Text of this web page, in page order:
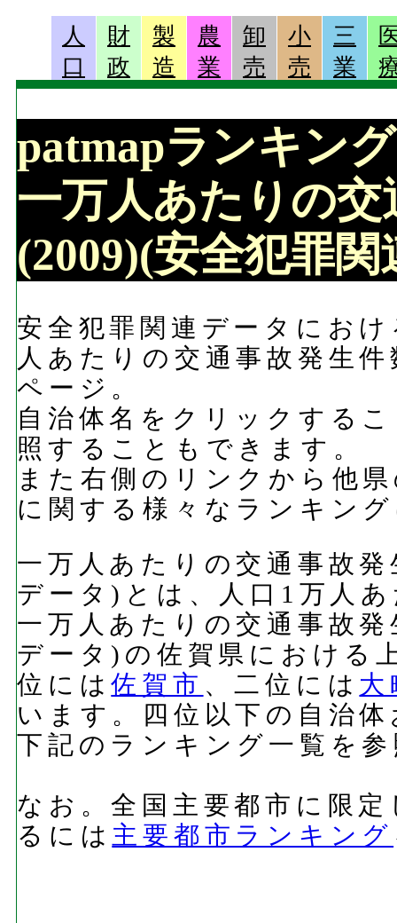
人
口
財
政
製
造
農
業
卸
売
小
売
三
業
patmapランキン
一万人あたりの
(2009)(安全犯罪
安全犯罪関連データにお
人あたりの交通事故発生
ページ。
自治体名をクリックする
照することもできます。
また右側のリンクから他
に関する様々なランキン
一万人あたりの交通事故
データ)とは、人口1万人
一万人あたりの交通事故
データ)の佐賀県における
位には佐賀市 、二位には 大
います。四位以下の自治
下記のランキング一覧を
なお。全国主要都市に限
るには 主要都市ランキング